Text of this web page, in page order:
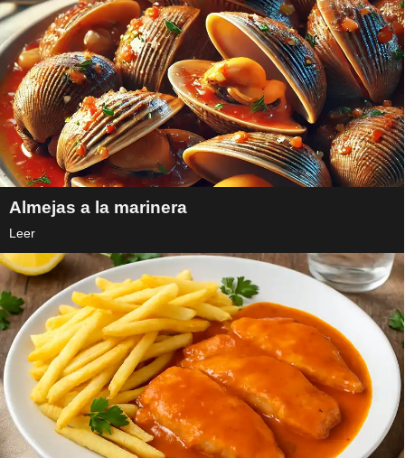
Almejas a la marinera
Leer